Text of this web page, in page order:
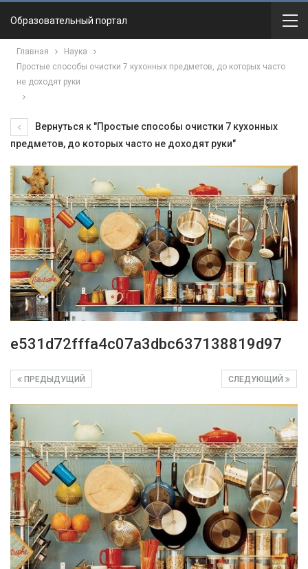
Образовательный портал
Главная
Наука
Простые способы очистки 7 кухонных предметов, до которых часто
не доходят руки
Вернуться к "Простые способы очистки 7 кухонных
предметов, до которых часто не доходят руки"
e531d72fffa4c07a3dbc637138819d97
СЛЕДУЮЩИЙ
ПРЕДЫДУЩИЙ